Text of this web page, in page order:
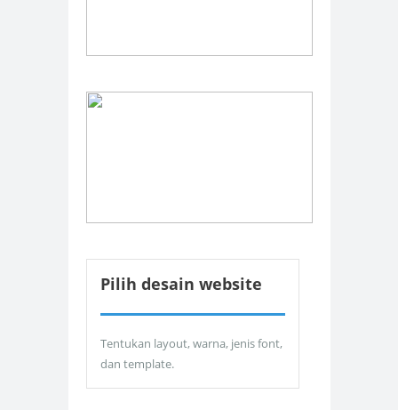
Pilih desain website
Tentukan layout, warna, jenis font,
dan template.